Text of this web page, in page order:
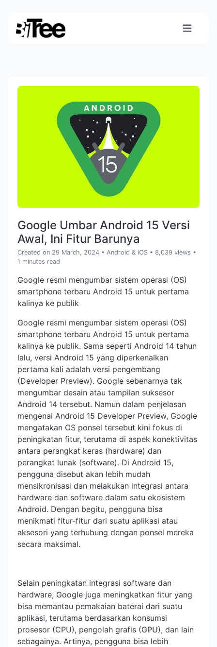
Google Umbar Android 15 Versi
Awal, Ini Fitur Barunya
Created on 29 March, 2024 • Android & iOS • 8,039 views •
1 minutes read
Google resmi mengumbar sistem operasi (OS)
smartphone terbaru Android 15 untuk pertama
kalinya ke publik
Google resmi mengumbar sistem operasi (OS)
smartphone terbaru Android 15 untuk pertama
kalinya ke publik. Sama seperti Android 14 tahun
lalu, versi Android 15 yang diperkenalkan
pertama kali adalah versi pengembang
(Developer Preview). Google sebenarnya tak
mengumbar desain atau tampilan suksesor
Android 14 tersebut. Namun dalam penjelasan
mengenai Android 15 Developer Preview, Google
mengatakan OS ponsel tersebut kini fokus di
peningkatan fitur, terutama di aspek konektivitas
antara perangkat keras (hardware) dan
perangkat lunak (software). Di Android 15,
pengguna disebut akan lebih mudah
mensikronisasi dan melakukan integrasi antara
hardware dan software dalam satu ekosistem
Android. Dengan begitu, pengguna bisa
menikmati fitur-fitur dari suatu aplikasi atau
aksesori yang terhubung dengan ponsel mereka
secara maksimal.
Selain peningkatan integrasi software dan
hardware, Google juga meningkatkan fitur yang
bisa memantau pemakaian baterai dari suatu
aplikasi, terutama berdasarkan konsumsi
prosesor (CPU), pengolah grafis (GPU), dan lain
sebagainya. Artinya, pengguna bisa lebih